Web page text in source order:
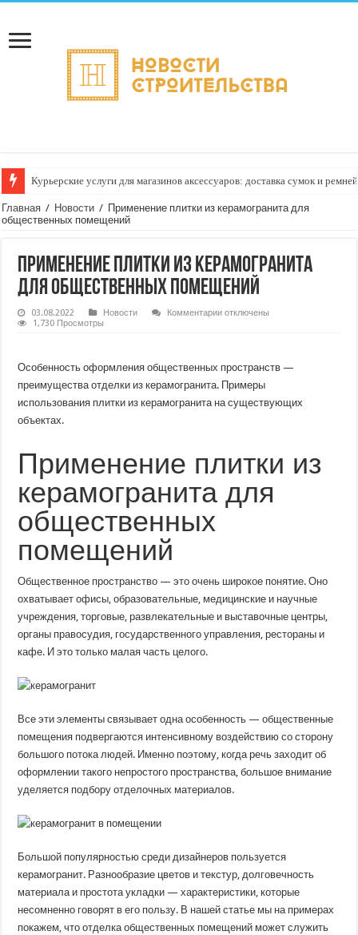
Курьерские услуги для магазинов аксессуаров: доставка сумок и
Главная / Новости / Применение плитки из керамогранита для
общественных помещений
Применение плитки из керамогранита
для общественных помещений
03.08.2022 Новости Комментариик
керамогранита
для
общественных
отключены
1,730 Просмотры
Особенность оформления общественных пространств —
преимущества отделки из керамогранита. Примеры
использования плитки из керамогранита на существующих
объектах.
Применение плитки из
керамогранита для
общественных
помещений
Общественное пространство — это очень широкое понятие. Оно
охватывает офисы, образовательные, медицинские и научные
учреждения, торговые, развлекательные и выставочные центры,
органы правосудия, государственного управления, рестораны и
кафе. И это только малая часть целого.
Все эти элементы связывает одна особенность — общественные
помещения подвергаются интенсивному воздействию со сторону
большого потока людей. Именно поэтому, когда речь заходит об
оформлении такого непростого пространства, большое внимание
уделяется подбору отделочных материалов.
Большой популярностью среди дизайнеров пользуется
керамогранит. Разнообразие цветов и текстур, долговечность
материала и простота укладки — характеристики, которые
несомненно говорят в его пользу. В нашей статье мы на примерах
покажем, что отделка общественных помещений может служить